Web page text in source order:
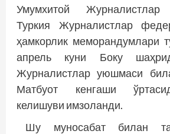
Умумхитой Журналистлар
Туркия Журналистлар
ҳамкорлик меморандумлари
апрель куни Боку
Журналистлар уюшмаси
Матбуот кенгаши
келишуви имзоланди.
Шу муносабат билан